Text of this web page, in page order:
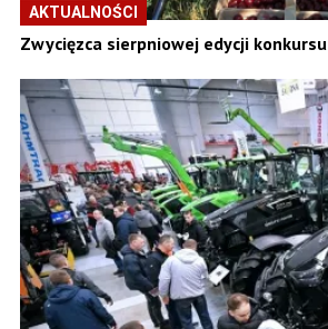
AKTUALNOŚCI
Zwycięzca sierpniowej edycji